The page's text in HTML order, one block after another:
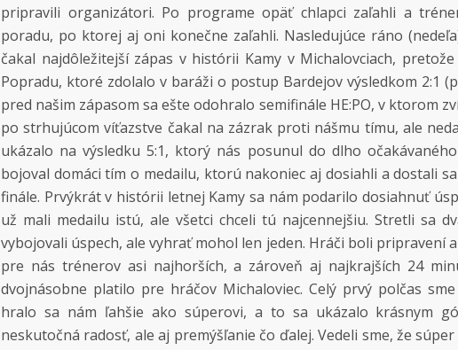
pripravili organizátori. Po programe opäť chlapci zaľahli a
poradu, po ktorej aj oni konečne zaľahli. Nasledujúce ráno
čakal najdôležitejší zápas v histórii Kamy v Michalovciach,
Popradu, ktoré zdolalo v baráži o postup Bardejov výsledkom 2:1
pred našim zápasom sa ešte odohralo semifinále HE:PO, v ktorom
po strhujúcom víťazstve čakal na zázrak proti nášmu tímu, ale
ukázalo na výsledku 5:1, ktorý nás posunul do dlho
bojoval domáci tím o medailu, ktorú nakoniec aj dosiahli a dostali
finále. Prvýkrát v histórii letnej Kamy sa nám podarilo dosiahnuť
už mali medailu istú, ale všetci chceli tú najcennejšiu. Stretli sa
vybojovali úspech, ale vyhrať mohol len jeden. Hráči boli pripravení
pre nás trénerov asi najhorších, a zároveň aj najkrajších 24
dvojnásobne platilo pre hráčov Michaloviec. Celý prvý polčas
hralo sa nám ľahšie ako súperovi, a to sa ukázalo krásnym
neskutočná radosť, ale aj premýšľanie čo ďalej. Vedeli sme, že